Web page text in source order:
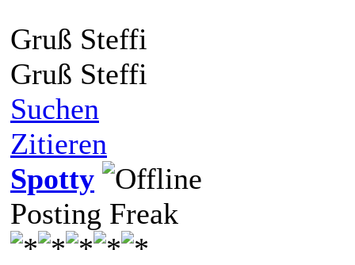
Gruß Steffi
Gruß Steffi
Suchen
Zitieren
Spotty
Posting Freak